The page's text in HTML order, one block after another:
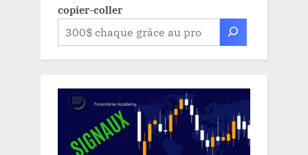
copier-coller